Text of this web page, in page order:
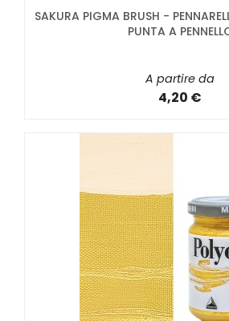
SAKURA PIGMA BRUSH -
PUNTA A
A partire da
4,20 €